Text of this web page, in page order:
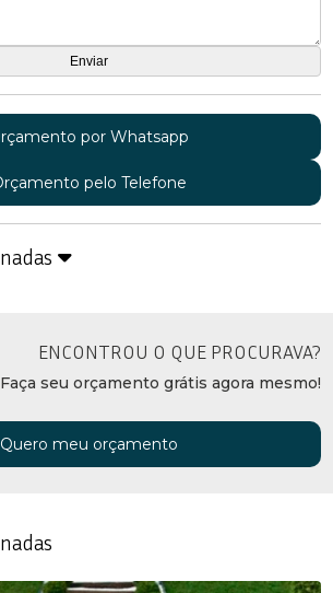
por Whatsapp
pelo Telefone
ENCONTROU O QUE PROCURAVA?
Faça seu orçamento grátis agora mesmo!
Quero meu orçamento